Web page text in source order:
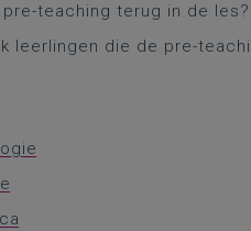
teaching terug in de les?
leerlingen die de pre-